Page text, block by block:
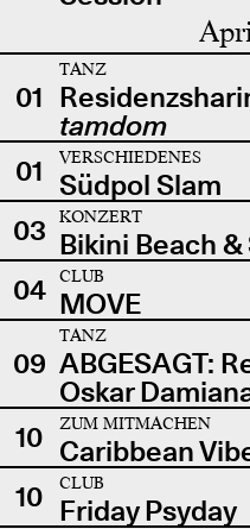
01
TANZ
tamdom
01
VERSCHIEDENES
Südpol Slam
03
KONZERT
Bikini Beach &
04
CLUB
MOVE
09
TANZ
ABGESAGT:
Oskar
10
ZUM MITMACHEN
Caribbean
10
CLUB
Friday Psyday